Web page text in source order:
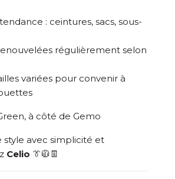
: ceintures, sacs, sous-
régulièrement selon
variées pour convenir à
à côté de Gemo
avec simplicité et
Celio 👔🧥👖